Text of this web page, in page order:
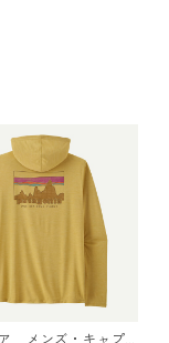
メンズ・キャプ